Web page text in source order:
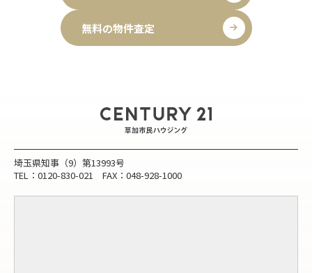
無料の物件査定
埼玉県知事（9）第13993号
TEL：0120-830-021 FAX：048-928-1000